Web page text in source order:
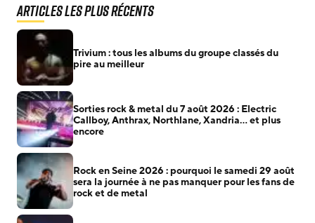
Articles les plus récents
Trivium : tous les albums du groupe classés du
pire au meilleur
Sorties rock & metal du 7 août 2026 : Electric
Callboy, Anthrax, Northlane, Xandria… et plus
encore
Rock en Seine 2026 : pourquoi le samedi 29 août
sera la journée à ne pas manquer pour les fans de
rock et de metal